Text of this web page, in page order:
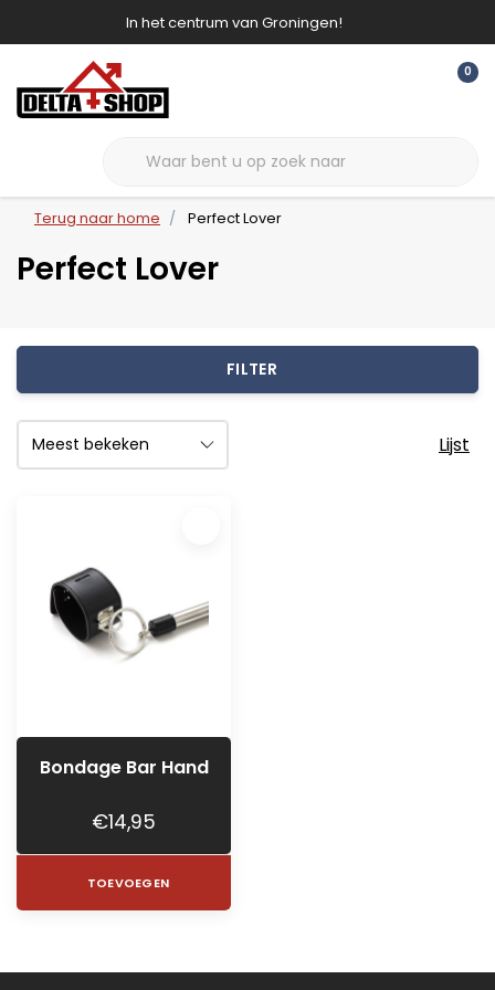
In het centrum van Groningen!
0
Terug naar home Perfect Lover
Perfect Lover
FILTER
Lijst
Bondage Bar Hand
€14,95
TOEVOEGEN